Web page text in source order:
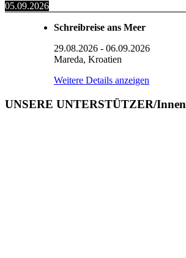
05.09.2026
Schreibreise ans Meer
29.08.2026 - 06.09.2026
Mareda, Kroatien
Weitere Details anzeigen
UNSERE UNTERSTÜTZER/Innen